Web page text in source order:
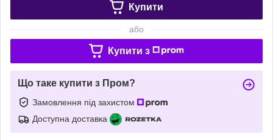
Купити
або
Купити з
Що таке купити з Пром?
Замовлення під захистом
Доступна доставка